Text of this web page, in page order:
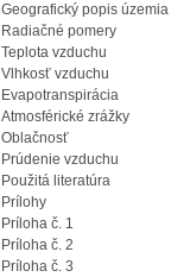
Geografický popis územia
Radiačné pomery
Teplota vzduchu
Vlhkosť vzduchu
Evapotranspirácia
Atmosférické zrážky
Oblačnosť
Prúdenie vzduchu
Použitá literatúra
Prílohy
Príloha č. 1
Príloha č. 2
Príloha č. 3